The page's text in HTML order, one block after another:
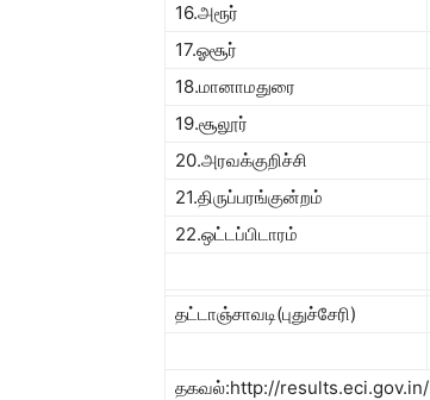
16.அரூர்
17.ஓசூர்
18.மானாமதுரை
19.சூலூர்
20.அரவக்குறிச்சி
21.திருப்பரங்குன்றம்
22.ஒட்டப்பிடாரம்
தட்டாஞ்சாவடி(புதுச்சேரி)
தகவல்:http://results.eci.gov.in/